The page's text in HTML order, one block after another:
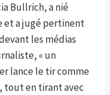
Bullrich, a nié
et a jugé pertinent
les médias
« un
lance le tir comme
tout en tirant avec